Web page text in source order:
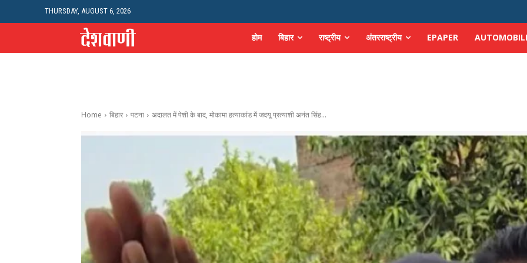
THURSDAY, AUGUST 6, 2026
होम बिहार राष्ट्रीय अंतरराष्ट्रीय EPAPER
Home बिहार पटना अदालत में पेशी के बाद, मोकामा हत्याकांड में जदयू प्रत्याशी अनंत सिंह...